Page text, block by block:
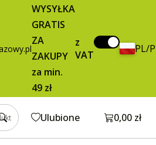
WYSYŁKA
GRATIS
ZA
ZAKUPY
za min.
49 zł
z
VAT
PL/
Ulubione Otwórz
0,00 zł
2,76 zł
brutto / m Dodaj do koszyka